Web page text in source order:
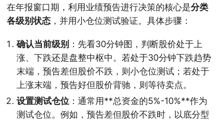
在年报窗口期，利用业绩预告进行决策的核心是分类
各级别状态 ，并用小仓位测试验证。具体步骤：
确认当前级别 ：先看30分钟图，判断股价处于上
涨、下跌还是盘整中枢中。若处于30分钟下跌趋势
末端，预告差但股价不跌，则小仓位测试；若处于
上涨末端，预告好但股价背驰，则等待卖点。
设置测试仓位 ：通常用**总资金的5%-10%**作为
测试仓位。例如，预告差但股价不跌时，以底分型